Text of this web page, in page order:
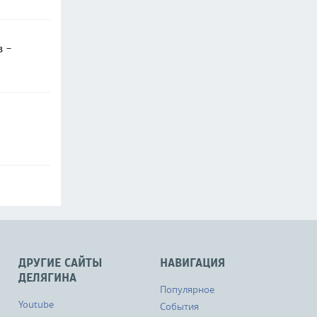
-
НАВИГАЦИЯ
Популярное
События
ДРУГИЕ САЙТЫ
ДЕЛЯГИНА
Youtube